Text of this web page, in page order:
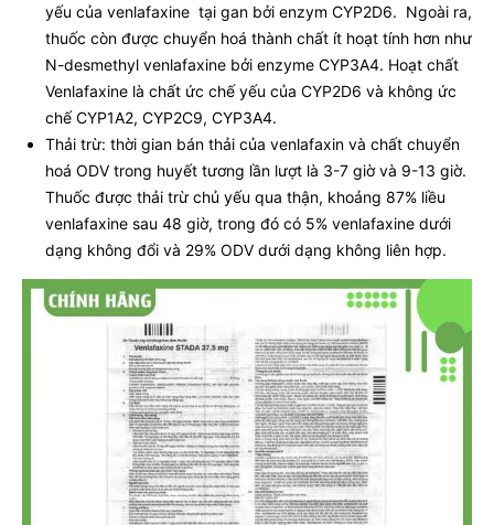
yếu của venlafaxine tại gan bởi enzym CYP2D6. Ngoài ra,
thuốc còn được chuyển hoá thành chất ít hoạt tính hơn như
N-desmethyl venlafaxine bởi enzyme CYP3A4. Hoạt chất
Venlafaxine là chất ức chế yếu của CYP2D6 và không ức
chế CYP1A2, CYP2C9, CYP3A4.
Thải trừ: thời gian bán thải của venlafaxin và chất chuyển
hoá ODV trong huyết tương lần lượt là 3-7 giờ và 9-13 giờ.
Thuốc được thải trừ chủ yếu qua thận, khoảng 87% liều
venlafaxine sau 48 giờ, trong đó có 5% venlafaxine dưới
dạng không đổi và 29% ODV dưới dạng không liên hợp.